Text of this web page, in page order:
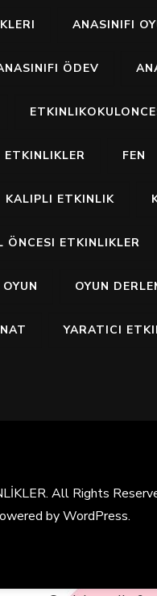
ANASINIFI
ÖDEV
ETKINLIKLER FEN
KALIPLI ETKINLIK
ÖNCESI ETKINLIKLER
OYUN OYUN
YARATICI
. All Rights
byWordPress.